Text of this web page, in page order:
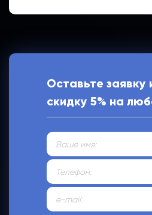
Оставьте заявку
скидку 5% на